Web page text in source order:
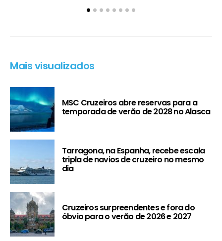
Mais visualizados
MSC Cruzeiros abre reservas para a
temporada de verão de 2028 no Alasca
Tarragona, na Espanha, recebe escala
tripla de navios de cruzeiro no mesmo
dia
Cruzeiros surpreendentes e fora do
óbvio para o verão de 2026 e 2027